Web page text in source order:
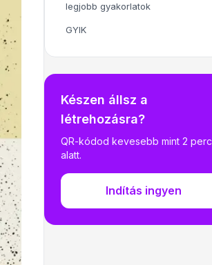
legjobb gyakorlatok
GYIK
Készen állsz a
létrehozásra?
QR-kódod kevesebb mint 2 perc
alatt.
Indítás ingyen